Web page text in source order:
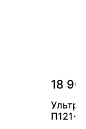
18
П121-